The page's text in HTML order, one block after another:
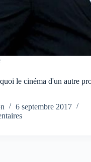
le cinéma d'un autre
6 septembre 2017